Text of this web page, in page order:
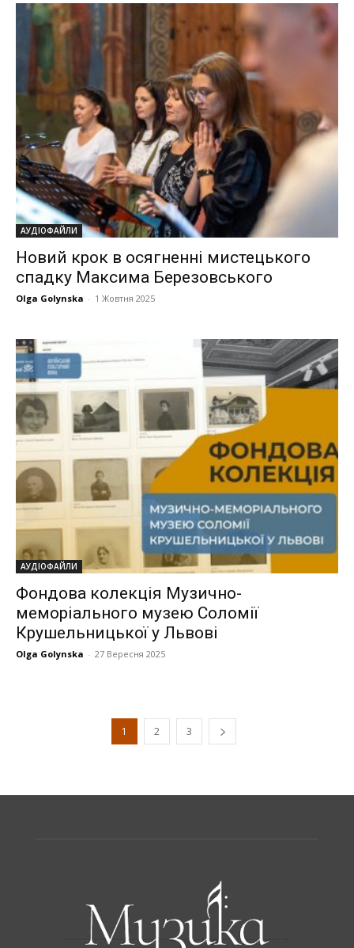
АУДІОФАЙЛИ
Новий крок в осягненні мистецького
спадку Максима Березовського
Olga Golynska - 1 Жовтня 2025
АУДІОФАЙЛИ
Фондова колекція Музично-
меморіального музею Соломії
Крушельницької у Львові
Olga Golynska - 27 Вересня 2025
1 2 3